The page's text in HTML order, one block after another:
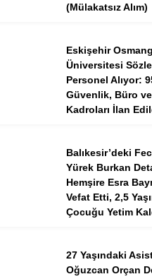
(Mülakatsız Alım)
Eskişehir
Üniversitesi
Personel Alıyor:
Güvenlik, Büro ve
Kadroları İlan
Balıkesir’deki
Yürek Burkan
Hemşire Esra
Vefat Etti, 2,5
Çocuğu Yetim
27 Yaşındaki
Oğuzcan Orçan